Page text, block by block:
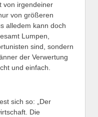
von irgendeiner
von größeren
alledem kann doch
Lumpen,
sind, sondern
der Verwertung
und einfach.
sich so: „Der
Die